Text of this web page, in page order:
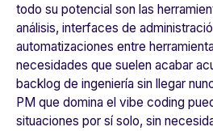
todo su potencial son las
análisis, interfaces de
automatizaciones entre
necesidades que suelen acabar
backlog de ingeniería sin llegar
PM que domina el vibe coding
situaciones por sí solo, sin